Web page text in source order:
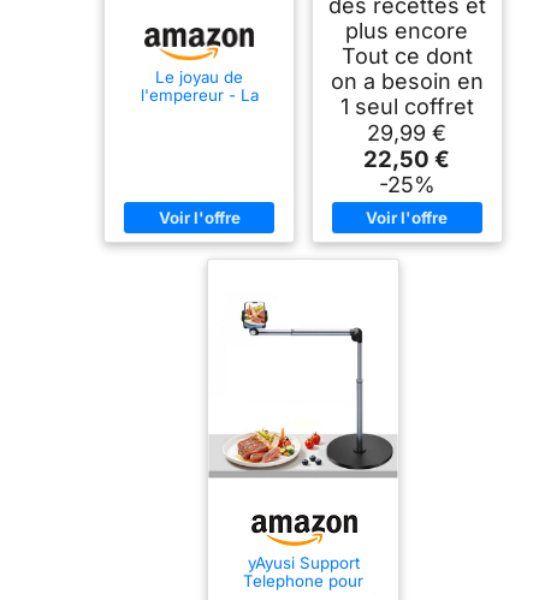
Le joyau de
l'empereur - La
des recettes et
plus encore
Tout ce dont
on a besoin en
1 seul coffret
29,99 €
22,50 €
-25%
yAyusi Support
Telephone pour